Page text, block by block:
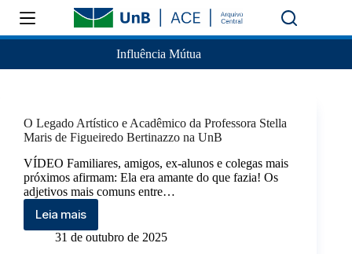
Influência Mútua
O Legado Artístico e Acadêmico da Professora Stella
Maris de Figueiredo Bertinazzo na UnB
VÍDEO Familiares, amigos, ex-alunos e colegas mais
próximos afirmam: Ela era amante do que fazia! Os
adjetivos mais comuns entre…
Leia mais
31 de outubro de 2025